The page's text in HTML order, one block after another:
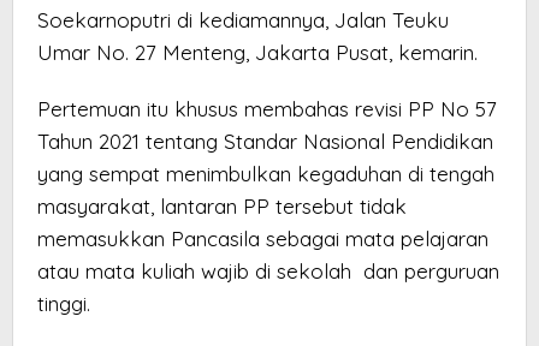
Soekarnoputri di kediamannya, Jalan Teuku
Umar No. 27 Menteng, Jakarta Pusat, kemarin.
Pertemuan itu khusus membahas revisi PP No 57
Tahun 2021 tentang Standar Nasional Pendidikan
yang sempat menimbulkan kegaduhan di tengah
masyarakat, lantaran PP tersebut tidak
memasukkan Pancasila sebagai mata pelajaran
atau mata kuliah wajib di sekolah dan perguruan
tinggi.